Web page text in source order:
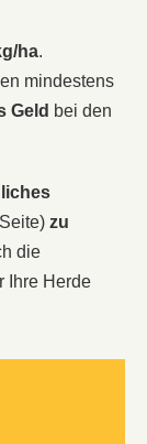
ha.
mindestens
Geld bei den
zu
die
Ihre Herde